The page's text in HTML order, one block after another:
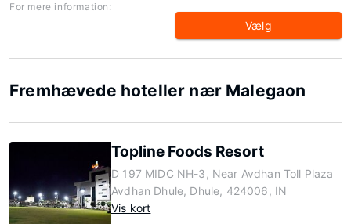
For mere information:
Vælg
Fremhævede hoteller nær Malegaon
Topline Foods Resort
D 197 MIDC NH-3, Near Avdhan Toll Plaza
Avdhan Dhule, Dhule, 424006, IN
Vis kort